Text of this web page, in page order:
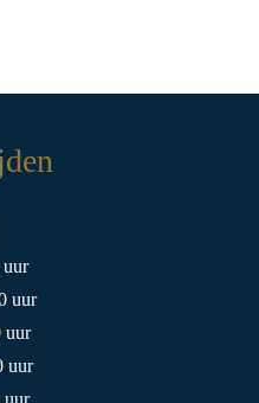
uur
uur
uur